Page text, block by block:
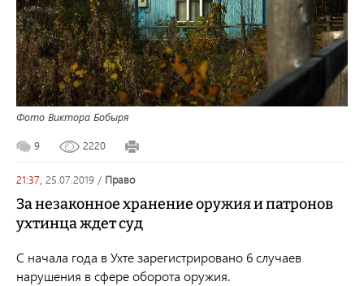
Фото Виктора Бобыря
9 2220
21:37, 25.07.2019 / право
За незаконное хранение оружия и патронов
ухтинца ждет суд
С начала года в Ухте зарегистрировано 6 случаев
нарушения в сфере оборота оружия.